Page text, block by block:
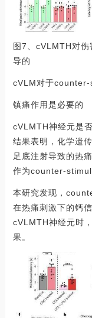
图7、cVLMTH对伤
导的
cVLM对于
镇痛作用是必要的
cVLMTH神经元是
结果表明，化学遗
足底注射导致的热
作为counter-
本研究发现，
在热痛刺激下的钙
cVLMTH神经元时
果。